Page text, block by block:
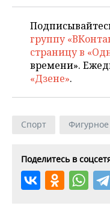
ОПК
ЭНЕРГЕТИКА
РОЗНИЧНАЯ
ТРАНСПОРТ
УСЛУГИ
НОВОСТИ
МЕДИА
МЕРОПРИЯТИЯ
НОВОСТИ
ВЫЕЗДНАЯ
СПОРТ
НОВОСТИ СПОРТА
ВОЛЕЙБОЛ
ОБЩЕСТВО
ИСТОРИЯ
СПИСОК ПЕРСОН
ПОЛНАЯ ВЕРСИЯ
группу
страницу в
времени».
«Дзене».
Спорт
Поделитесь в